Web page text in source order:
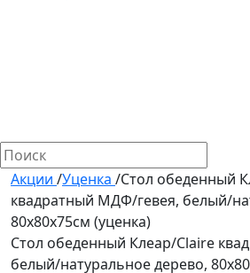
Акции /Уценка /Стол обеденный
квадратный МДФ/гевея, белый/
80х80х75см (уценка)
Стол обеденный Клеар/Claire
белый/натуральное дерево,